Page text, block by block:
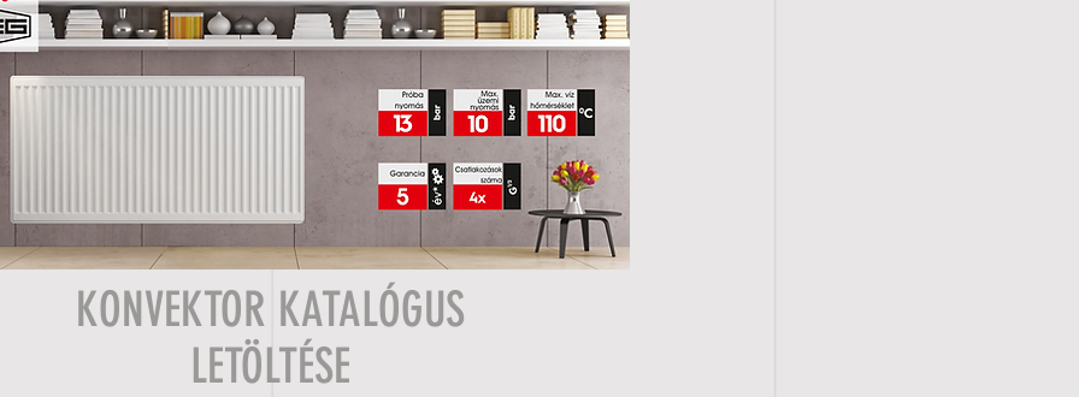
KONVEKTOR KATALÓGUS
LETÖLTÉSE